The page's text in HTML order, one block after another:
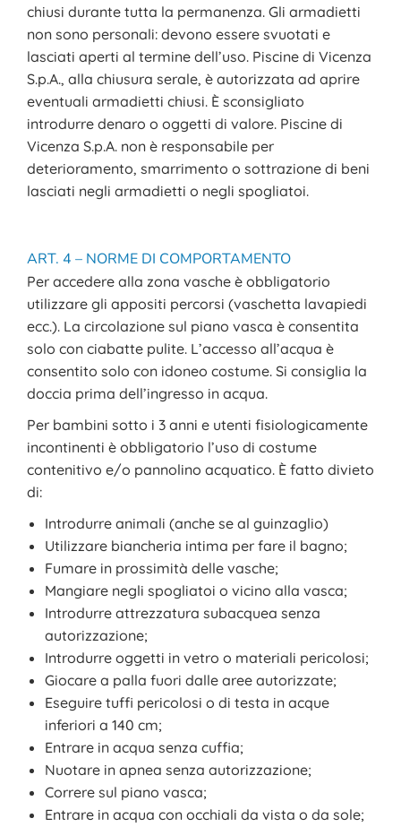
chiusi durante tutta la permanenza. Gli armadietti
non sono personali: devono essere svuotati e
lasciati aperti al termine dell’uso. Piscine di Vicenza
S.p.A., alla chiusura serale, è autorizzata ad aprire
eventuali armadietti chiusi. È sconsigliato
introdurre denaro o oggetti di valore. Piscine di
Vicenza S.p.A. non è responsabile per
deterioramento, smarrimento o sottrazione di beni
lasciati negli armadietti o negli spogliatoi.
ART. 4 – NORME DI COMPORTAMENTO
Per accedere alla zona vasche è obbligatorio
utilizzare gli appositi percorsi (vaschetta lavapiedi
ecc.). La circolazione sul piano vasca è consentita
solo con ciabatte pulite. L’accesso all’acqua è
consentito solo con idoneo costume. Si consiglia la
doccia prima dell’ingresso in acqua.
Per bambini sotto i 3 anni e utenti fisiologicamente
incontinenti è obbligatorio l’uso di costume
contenitivo e/o pannolino acquatico. È fatto divieto
di:
Introdurre animali (anche se al guinzaglio)
Utilizzare biancheria intima per fare il bagno;
Fumare in prossimità delle vasche;
Mangiare negli spogliatoi o vicino alla vasca;
Introdurre attrezzatura subacquea senza
autorizzazione;
Introdurre oggetti in vetro o materiali pericolosi;
Giocare a palla fuori dalle aree autorizzate;
Eseguire tuffi pericolosi o di testa in acque
inferiori a 140 cm;
Entrare in acqua senza cuffia;
Nuotare in apnea senza autorizzazione;
Correre sul piano vasca;
Entrare in acqua con occhiali da vista o da sole;